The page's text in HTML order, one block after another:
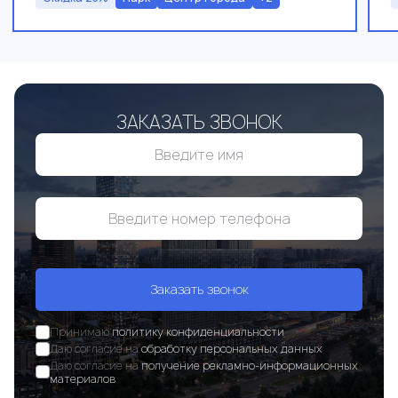
ЗАКАЗАТЬ ЗВОНОК
Заказать звонок
Принимаюполитику конфиденциальности
Даю согласие наобработку персональных данных
Даю согласие наполучение рекламно-информационных
материалов